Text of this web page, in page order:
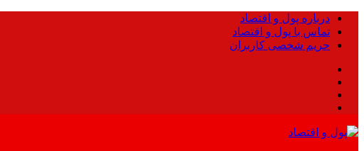
درباره پول و اقتصاد
تماس با پول و اقتصاد
حریم شخصی کاربران